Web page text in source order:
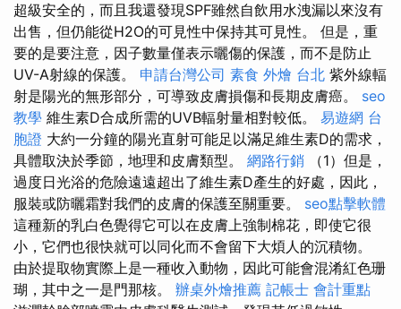
超級安全的，而且我還發現SPF雖然自飲用水洩漏以來沒有
出售，但仍能從H2O的可見性中保持其可見性。 但是，重
要的是要注意，因子數量僅表示曬傷的保護，而不是防止
UV-A射線的保護。 申請台灣公司 素食 外燴 台北 紫外線輻
射是陽光的無形部分，可導致皮膚損傷和長期皮膚癌。 seo
教學 維生素D合成所需的UVB輻射量相對較低。 易遊網 台
胞證 大約一分鐘的陽光直射可能足以滿足維生素D的需求，
具體取決於季節，地理和皮膚類型。 網路行銷 （1）但是，
過度日光浴的危險遠遠超出了維生素D產生的好處，因此，
服裝或防曬霜對我們的皮膚的保護至關重要。 seo點擊軟體
這種新的乳白色覺得它可以在皮膚上強制棉花，即使它很
小，它們也很快就可以同化而不會留下大煩人的沉積物。
由於提取物實際上是一種收入動物，因此可能會混淆紅色珊
瑚，其中之一是門那核。 辦桌外燴推薦 記帳士 會計重點